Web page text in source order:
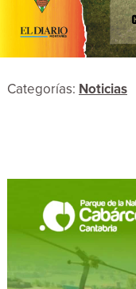
Categorías: Noticias